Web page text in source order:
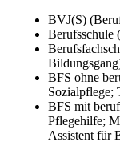
BVJ(S)
Berufsschule
BFS ohne
Sozialpflege;
BFS mit
Pflegehilfe;
Assistent für